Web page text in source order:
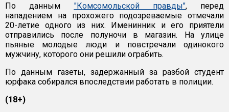
По данным "Комсомольской правды", перед
нападением на прохожего подозреваемые отмечали
20-летие одного из них. Именинник и его приятели
отправились после полуночи в магазин. На улице
пьяные молодые люди и повстречали одинокого
мужчину, которого они решили ограбить.
По данным газеты, задержанный за разбой студент
юрфака собирался впоследствии работать в полиции.
(18+)